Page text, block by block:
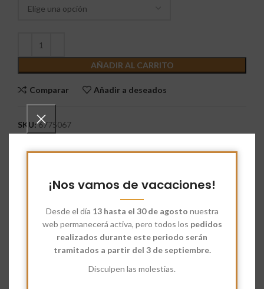
¡Nos vamos de vacaciones!
Desde el día 13 hasta el 30 de agosto nuestra
web permanecerá activa, pero todos los pedidos
realizados durante este periodo serán
tramitados a partir del 3 de septiembre.
Disculpen las molestias.
AÑADIR AL CARRITO
Comparar Añadir a deseados
SKU:6775067
Descripción
canela en polvo ecológicaa diferencia de la canela en
rama, libera su sabor y aroma de forma inmediata, por lo que es
fundamental para la preparación de galletas de jengibre, bollos
de canela, natillas y el tradicional arroz con leche. Se utiliza